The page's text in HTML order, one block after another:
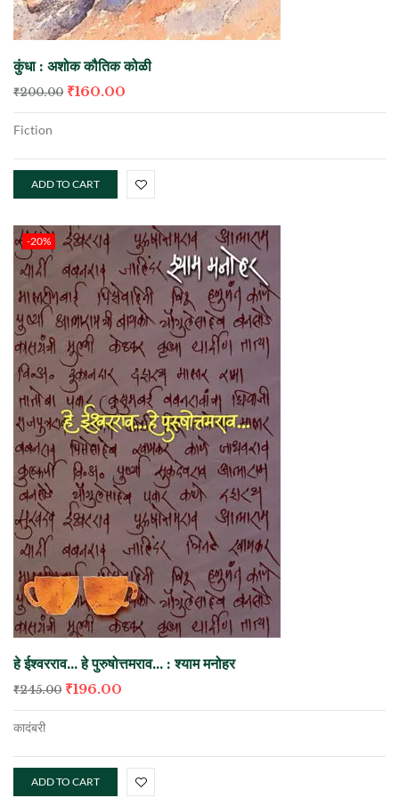
कुंधा : अशोक कौतिक कोळी
₹200.00 ₹160.00
Fiction
ADD TO CART
-20%
हे ईश्वरराव… हे पुरुषोत्तमराव… : श्याम मनोहर
₹245.00 ₹196.00
कादंबरी
ADD TO CART